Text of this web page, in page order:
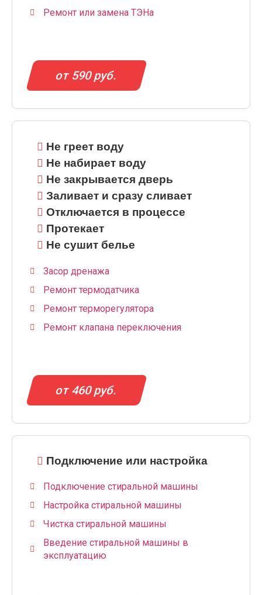
Ремонт или замена ТЭНа
от 590 руб.
Не греет воду
Не набирает воду
Не закрывается дверь
Заливает и сразу сливает
Отключается в процессе
Протекает
Не сушит белье
Засор дренажа
Ремонт термодатчика
Ремонт терморегулятора
Ремонт клапана переключения
от 460 руб.
Подключение или настройка
Подключение стиральной машины
Настройка стиральной машины
Чистка стиральной машины
Введение стиральной машины в
эксплуатацию